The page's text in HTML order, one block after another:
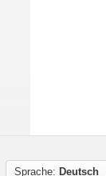
Sprache: Deutsch